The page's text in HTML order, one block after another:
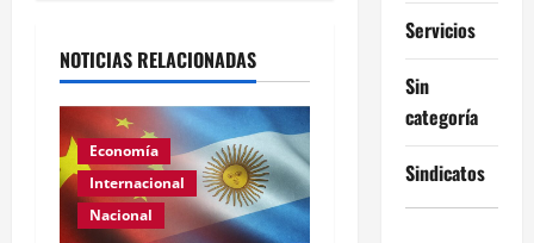
NOTICIAS RELACIONADAS
Economía
Internacional
Nacional
Servicios
Sin
categoría
Sindicatos